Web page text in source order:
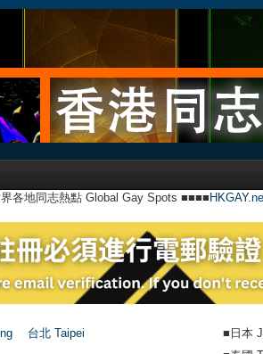
各地同志熱點 Global Gay Spots ■■■■
台北 Taipei ■日本